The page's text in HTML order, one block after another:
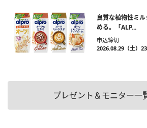
良質な植物性ミ
める。「ALP...
申込締切
2026.08.29（土）
プレゼント＆モニター一